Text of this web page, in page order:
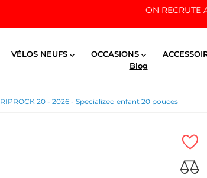
ON RECRUTE
VÉLOS NEUFS  OCCASIONS 
Blog
RIPROCK 20 - 2026 - Specialized enfant 20 pouces